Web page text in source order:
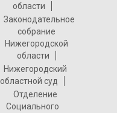
области
Законодательное
собрание
Нижегородской
области
Нижегородский
областной суд
Отделение
Социального